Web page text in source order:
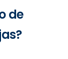
de